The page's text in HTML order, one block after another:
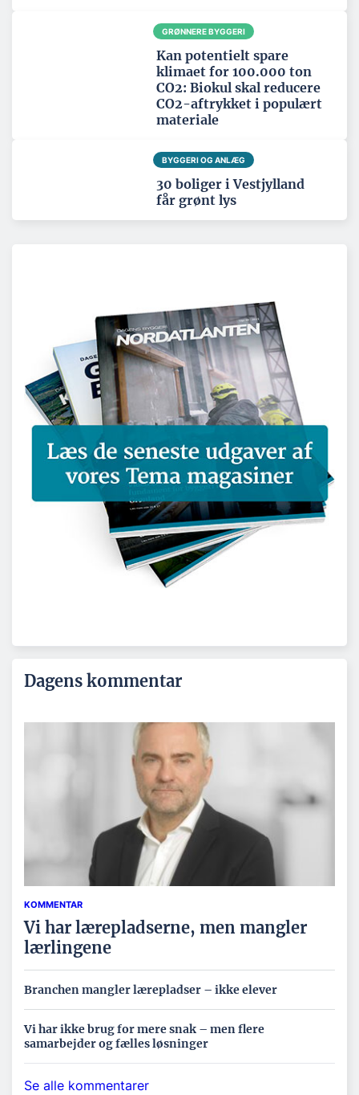
GRØNNERE BYGGERI
Kan potentielt spare
klimaet for 100.000 ton
CO2: Biokul skal reducere
CO2-aftrykket i populært
materiale
BYGGERI OG ANLÆG
30 boliger i Vestjylland
får grønt lys
Dagens kommentar
KOMMENTAR
Vi har lærepladserne, men mangler
lærlingene
Branchen mangler lærepladser – ikke elever
Vi har ikke brug for mere snak – men flere
samarbejder og fælles løsninger
Se alle kommentarer